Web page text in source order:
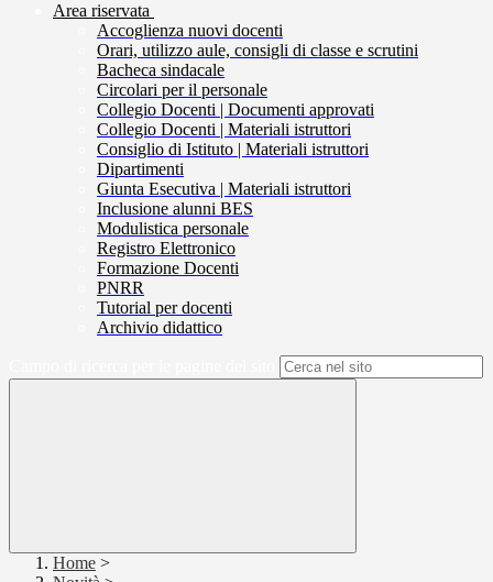
Area riservata
Accoglienza nuovi docenti
Orari, utilizzo aule, consigli di classe e scrutini
Bacheca sindacale
Circolari per il personale
Collegio Docenti | Documenti approvati
Collegio Docenti | Materiali istruttori
Consiglio di Istituto | Materiali istruttori
Dipartimenti
Giunta Esecutiva | Materiali istruttori
Inclusione alunni BES
Modulistica personale
Registro Elettronico
Formazione Docenti
PNRR
Tutorial per docenti
Archivio didattico
Home >